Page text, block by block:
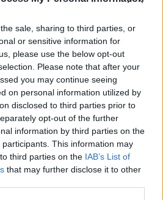
sale, sharing to third parties, or
or sensitive information for
please use the below opt-out
Please note that after your
you may continue seeing
on personal information utilized by
disclosed to third parties prior to
opt-out of the further
information by third parties on the
participants. This information may
third parties on the IAB’s List of
that may further disclose it to other
egy basic fekete
pedig
egy nyaralás alkalmával,
és praktikus a városban. A
kellék.
x Puma